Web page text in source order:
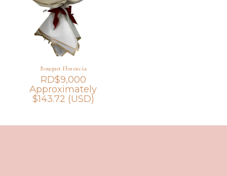
Bouquet Florencia
RD$9,000
Approximately
$143.72 (USD)